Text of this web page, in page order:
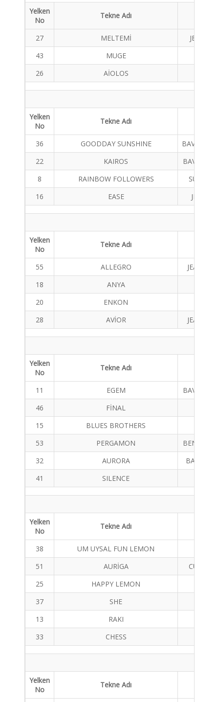
Yelken
No
Tekne Adı
27 MELTEMİ
43
MUGE
26
AİOLOS
Yelken
No
Tekne Adı
36 GOODDAY SUNSHINE
BAVARİA
22
KAIROS
BAVARİA
8
RAINBOW FOLLOWERS
SUN
16
EASE
Yelken
No
Tekne Adı
55 ALLEGRO
18
ANYA
20
ENKON
28
AVİOR
Yelken
No
Tekne Adı
11 EGEM
BAVARİA
46
FİNAL
15
BLUES BROTHERS
53
PERGAMON
BENETAU
32
AURORA
BAVARIA
41
SILENCE
Yelken
No
Tekne Adı
38 UM UYSAL FUN LEMON
51
AURİGA
25
HAPPY LEMON
37
SHE
13
RAKI
33
CHESS
Yelken
No
Tekne Adı